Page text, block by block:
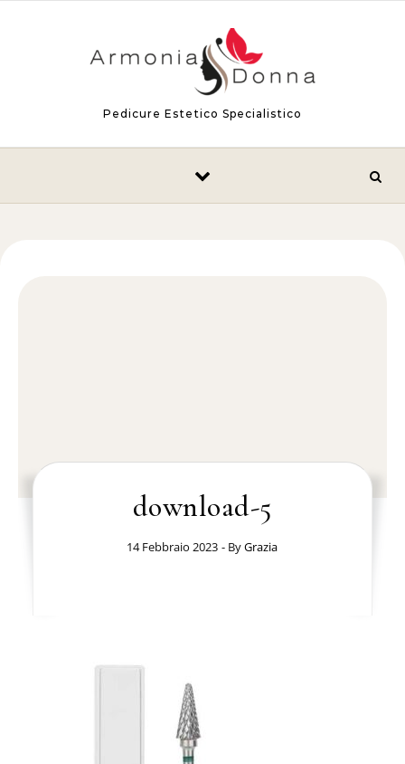
Pedicure Estetico Specialistico
download-5
14 Febbraio 2023 - ByGrazia